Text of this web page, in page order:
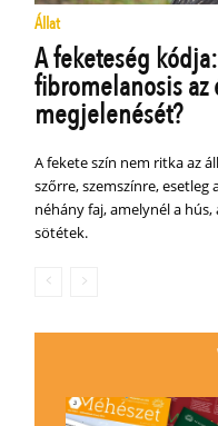
Állat
A feketeség
fibromelanosis
megjelenését?
A fekete szín nem ritka az
szőrre, szemszínre,
néhány faj, amelynél a
sötétek.